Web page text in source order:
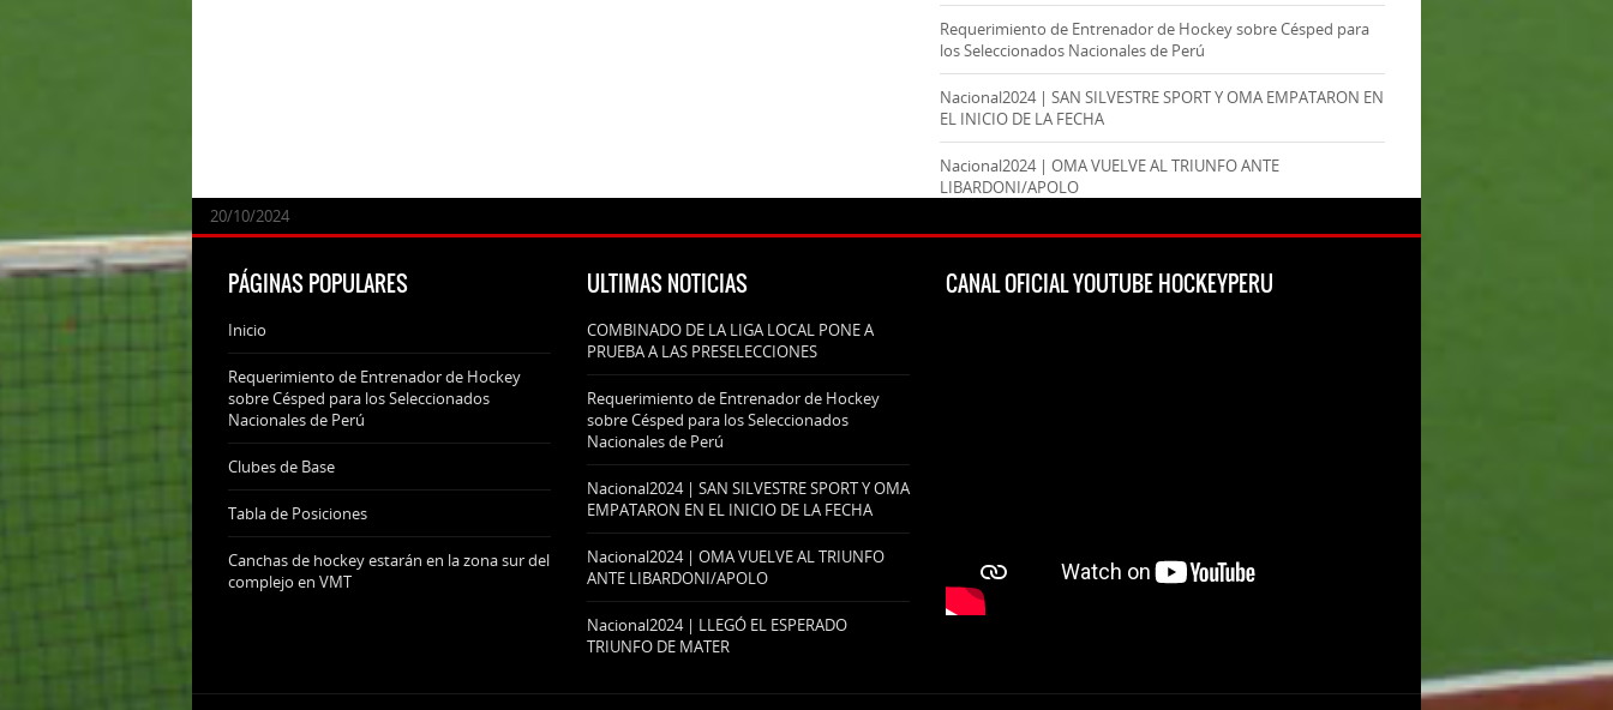
24/09/2025
Requerimiento de Entrenador de Hockey sobre Césped para
los Seleccionados Nacionales de Perú
07/11/2024
Nacional2024 | SAN SILVESTRE SPORT Y OMA EMPATARON EN
EL INICIO DE LA FECHA
20/10/2024
Nacional2024 | OMA VUELVE AL TRIUNFO ANTE
LIBARDONI/APOLO
20/10/2024
PÁGINAS POPULARES
Inicio
Requerimiento de Entrenador de Hockey
sobre Césped para los Seleccionados
Nacionales de Perú
Clubes de Base
Tabla de Posiciones
Canchas de hockey estarán en la zona sur del
complejo en VMT
ULTIMAS NOTICIAS
COMBINADO DE LA LIGA LOCAL PONE A
PRUEBA A LAS PRESELECCIONES
Requerimiento de Entrenador de Hockey
sobre Césped para los Seleccionados
Nacionales de Perú
Nacional2024 | SAN SILVESTRE SPORT Y OMA
EMPATARON EN EL INICIO DE LA FECHA
Nacional2024 | OMA VUELVE AL TRIUNFO
ANTE LIBARDONI/APOLO
Nacional2024 | LLEGÓ EL ESPERADO
TRIUNFO DE MATER
CANAL OFICIAL YOUTUBE HOCKEYPERU